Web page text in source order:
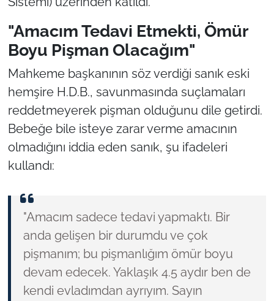
"Amacım Tedavi Etmekti, Ömür
Boyu Pişman Olacağım"
Mahkeme başkanının söz verdiği sanık eski
hemşire H.D.B., savunmasında suçlamaları
reddetmeyerek pişman olduğunu dile getirdi.
Bebeğe bile isteye zarar verme amacının
olmadığını iddia eden sanık, şu ifadeleri
kullandı:
"Amacım sadece tedavi yapmaktı. Bir
anda gelişen bir durumdu ve çok
pişmanım; bu pişmanlığım ömür boyu
devam edecek. Yaklaşık 4.5 aydır ben de
kendi evladımdan ayrıyım. Sayın